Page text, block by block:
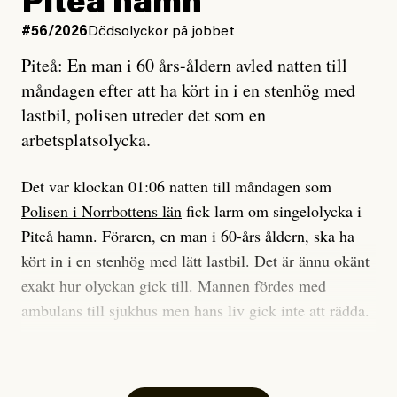
Vad är bra journalistik?
Ett försök till korta svar som jag hoppas kan förtydliga
för Kuhn och Sassarinis-McGowan och andra hur jag
som chefredaktör ser på Dagens ETC:s uppdrag och
roll.
Vi skriver för våra läsare som vill bli informerade,
överraskade, bekräftade, utmanade – och som kräver
att vi granskar allt och alla.
Vi är som sagt en röd, grön och oberoende tidning.
Det betyder en annan journalistik än vad du hittar i
perspektiv och urval. Det handlar däremot aldrig om
på att laga en gammal bod.
Jag sökte ljuset och meningen,
efter det som var rent, rätt och sant,
och aldrig såg jag det klarare än
när jag ombord på bussen hjälpte en tant.
#23/2026Intervjun
Jesper Lundby: ”Livet i sig
är ganska politiskt”
#56/2026 Dödsolyckor på jobbet
Piteå: En man i 60 års-åldern avled natten till
måndagen efter att ha kört in i en stenhög med
lastbil, polisen utreder det som en
arbetsplatsolycka.
Det var klockan 01:06 natten till måndagen som
Polisen i Norrbottens län fick larm om singelolycka i
Piteå hamn. Föraren, en man i 60-års åldern, ska ha
kört in i en stenhög med lätt lastbil. Det är ännu okänt
exakt hur olyckan gick till. Mannen fördes med
ambulans till sjukhus men hans liv gick inte att rädda.